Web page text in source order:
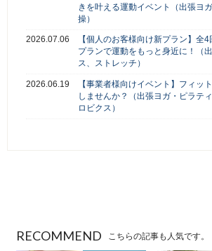
きを叶える運動イベント（出張ヨ
操）
2026.07.06
【個人のお客様向け新プラン】全
プランで運動をもっと身近に！（
ス、ストレッチ）
2026.06.19
【事業者様向けイベント】フィッ
しませんか？（出張ヨガ・ピラテ
ロビクス）
RECOMMEND こちらの記事も人気です。